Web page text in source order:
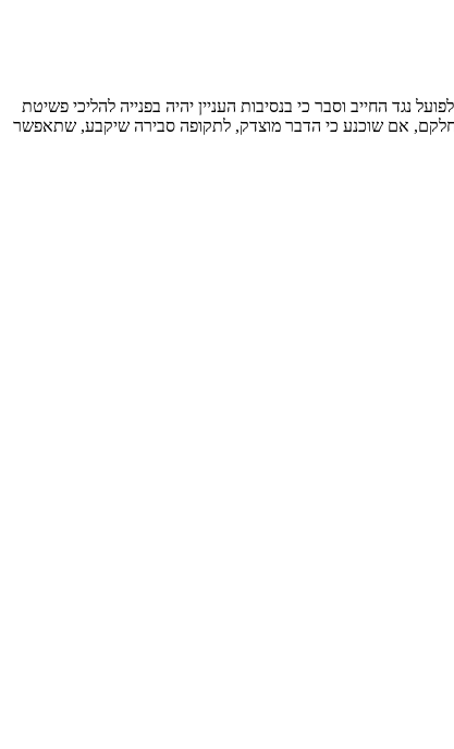
נגד החייב וסבר כי בנסיבות העניין יהיה בפנייה להליכי פשיטת
חלקם, אם שוכנע כי הדבר מוצדק, לתקופה סבירה שיקבע, שתאפשר